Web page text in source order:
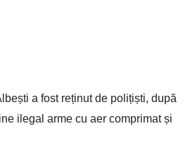
a fost reținut de polițiști, după
ilegal arme cu aer comprimat și